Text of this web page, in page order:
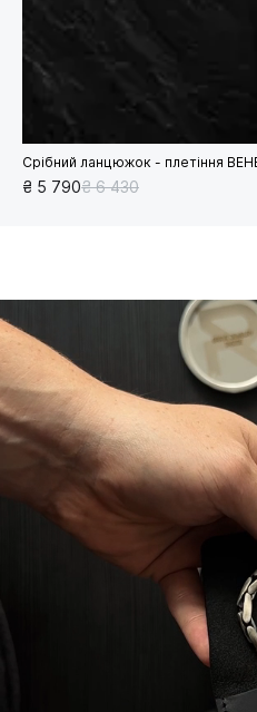
Срібний ланцюжок - плетіння
₴ 5 790₴ 6 430